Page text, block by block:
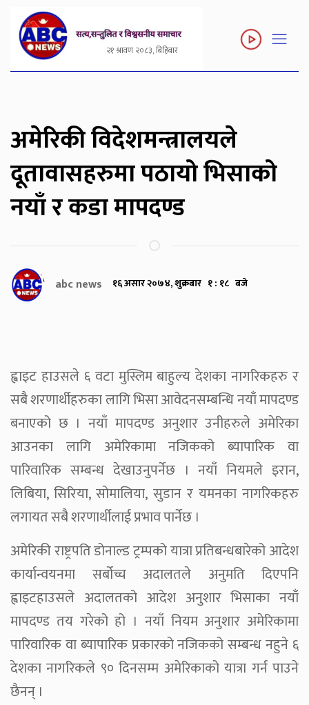
२१ श्रावण २०८३, बिहिबार
अमेरिकी विदेशमन्त्रालयले
दूतावासहरुमा पठायो भिसाको
नयाँ र कडा मापदण्ड
abc news १६ असार २०७४, शुक्रबार १ : १८ बजे
ह्वाइट हाउसले ६ वटा मुस्लिम बाहुल्य देशका नागरिकहरु र
सबै शरणार्थीहरुका लागि भिसा आवेदनसम्बन्धि नयाँ मापदण्ड
बनाएको छ । नयाँ मापदण्ड अनुशार उनीहरुले अमेरिका
आउनका लागि अमेरिकामा नजिकको ब्यापारिक वा
पारिवारिक सम्बन्ध देखाउनुपर्नेछ । नयाँ नियमले इरान,
लिबिया, सिरिया, सोमालिया, सुडान र यमनका नागरिकहरु
लगायत सबै शरणार्थीलाई प्रभाव पार्नेछ ।
अमेरिकी राष्ट्रपति डोनाल्ड ट्रम्पको यात्रा प्रतिबन्धबारेको आदेश
कार्यान्वयनमा सर्बोच्च अदालतले अनुमति दिएपनि
ह्वाइटहाउसले अदालतको आदेश अनुशार भिसाका नयाँ
मापदण्ड तय गरेको हो । नयाँ नियम अनुशार अमेरिकामा
पारिवारिक वा ब्यापारिक प्रकारको नजिकको सम्बन्ध नहुने ६
देशका नागरिकले ९० दिनसम्म अमेरिकाको यात्रा गर्न पाउने
छैनन् ।